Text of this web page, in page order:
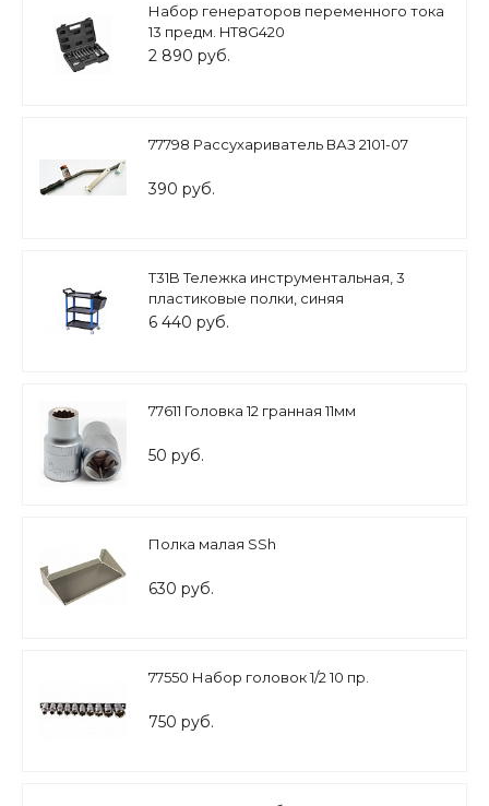
Набор генераторов переменного тока
13 предм. HT8G420
2 890 руб.
77798 Рассухариватель ВАЗ 2101-07
390 руб.
T31B Тележка инструментальная, 3
пластиковые полки, синяя
6 440 руб.
77611 Головка 12 гранная 11мм
50 руб.
Полка малая SSh
630 руб.
77550 Набор головок 1/2 10 пр.
750 руб.